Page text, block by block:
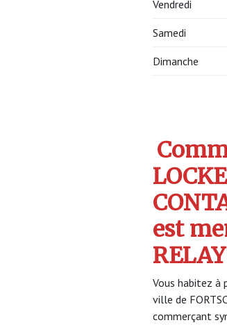
Vendredi
Samedi
Dimanche
est
RELAY
Vous habitez à
ville de
commerçant